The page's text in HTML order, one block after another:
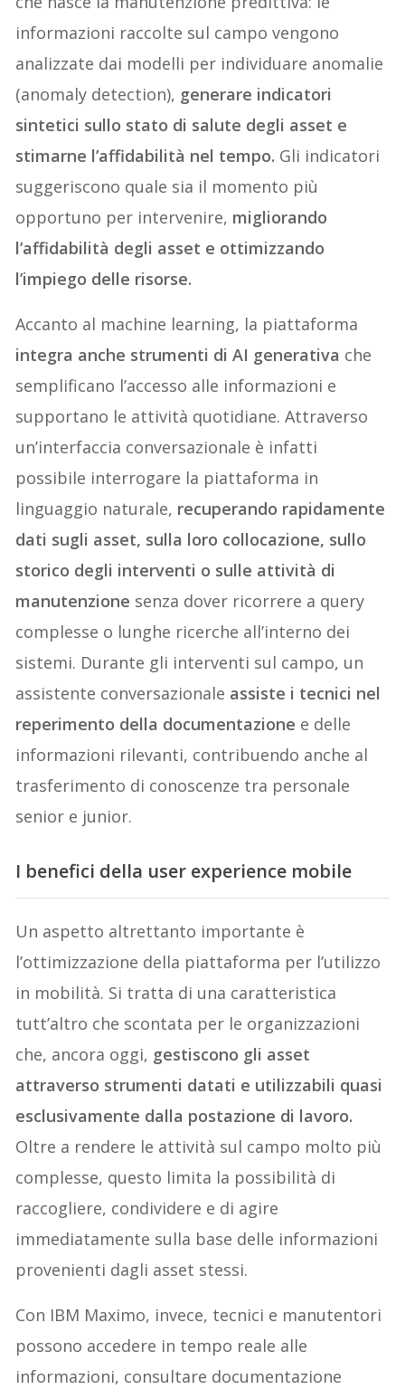
informazioni raccolte sul campo vengono
analizzate dai modelli per individuare anomalie
(anomaly detection), generare indicatori
sintetici sullo stato di salute degli asset e
stimarne l’affidabilità nel tempo. Gli indicatori
suggeriscono quale sia il momento più
opportuno per intervenire, migliorando
l’affidabilità degli asset e ottimizzando
l’impiego delle risorse.
Accanto al machine learning, la piattaforma
integra anche strumenti di AI generativa che
semplificano l’accesso alle informazioni e
supportano le attività quotidiane. Attraverso
un’interfaccia conversazionale è infatti
possibile interrogare la piattaforma in
linguaggio naturale, recuperando rapidamente
dati sugli asset, sulla loro collocazione, sullo
storico degli interventi o sulle attività di
manutenzione senza dover ricorrere a query
complesse o lunghe ricerche all’interno dei
sistemi. Durante gli interventi sul campo, un
assistente conversazionale assiste i tecnici nel
reperimento della documentazione e delle
informazioni rilevanti, contribuendo anche al
trasferimento di conoscenze tra personale
senior e junior.
I benefici della user experience mobile
Un aspetto altrettanto importante è
l’ottimizzazione della piattaforma per l’utilizzo
in mobilità. Si tratta di una caratteristica
tutt’altro che scontata per le organizzazioni
che, ancora oggi, gestiscono gli asset
attraverso strumenti datati e utilizzabili quasi
esclusivamente dalla postazione di lavoro.
Oltre a rendere le attività sul campo molto più
complesse, questo limita la possibilità di
raccogliere, condividere e di agire
immediatamente sulla base delle informazioni
provenienti dagli asset stessi.
Con IBM Maximo, invece, tecnici e manutentori
possono accedere in tempo reale alle
informazioni, consultare documentazione